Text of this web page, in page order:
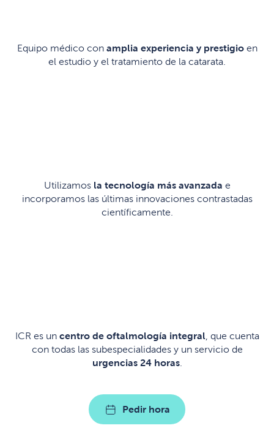
Equipo médico con amplia experiencia y prestigioen
el estudio y el tratamiento de la catarata.
Utilizamos la tecnología más avanzada e
incorporamos las últimas innovaciones contrastadas
científicamente.
ICR es un centro de oftalmología integral, que cuenta
con todas las subespecialidades y un servicio de
urgencias 24 horas.
Pedir hora